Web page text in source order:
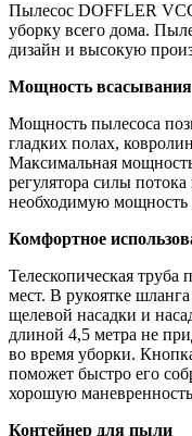
Пылесос DOFFLER
уборку всего дома.
дизайн и высокую
Мощность всасывания
Мощность пылесоса
гладких полах,
Максимальная
регулятора силы
необходимую мощность
Комфортное
Телескопическая труба
мест. В рукоятке
щелевой насадки и
длиной 4,5 метра не
во время уборки.
поможет быстро его
хорошую
Контейнер для пыли